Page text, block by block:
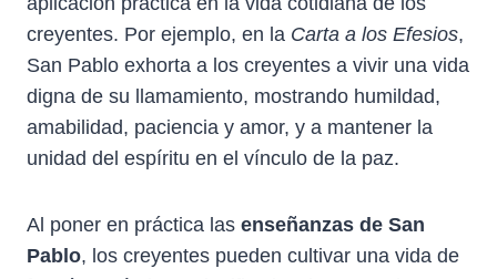
creyentes. Por ejemplo, en la Carta a los Efesios,
San Pablo exhorta a los creyentes a vivir una vida
digna de su llamamiento, mostrando humildad,
amabilidad, paciencia y amor, y a mantener la
unidad del espíritu en el vínculo de la paz.
Al poner en práctica las enseñanzas de San
Pablo, los creyentes pueden cultivar una vida de